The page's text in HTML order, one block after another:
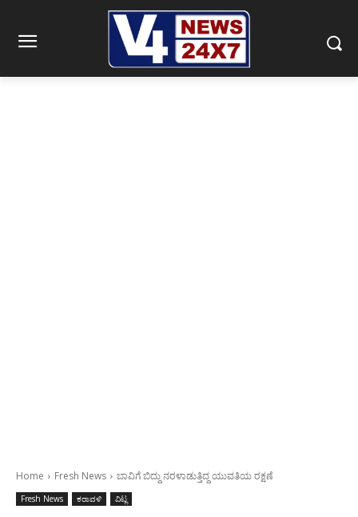
Home Fresh News ಬಾವಿಗೆ ಬಿದ್ದು ನರಳಾಡುತ್ತಿದ್ದ ಯುವತಿಯ ರಕ್ಷಣೆ
Fresh News ಕರಾವಳಿ ವಿಟ್ಲ